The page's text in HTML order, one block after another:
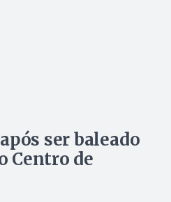
ser baleado
Centro de